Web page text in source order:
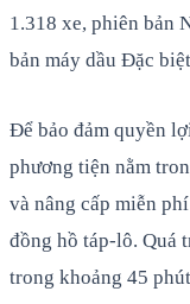
1.318 xe, phiên bản
bản máy dầu Đặc
Để bảo đảm quyền
phương tiện nằm
và nâng cấp miễn
đồng hồ táp-lô. Quá
trong khoảng 45